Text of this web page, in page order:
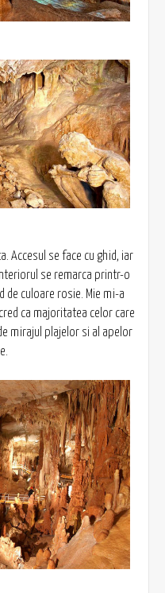
Accesul se face cu ghid, iar
se remarca printr-o
culoare rosie. Mie mi-a
ca majoritatea celor care
mirajul plajelor si al apelor